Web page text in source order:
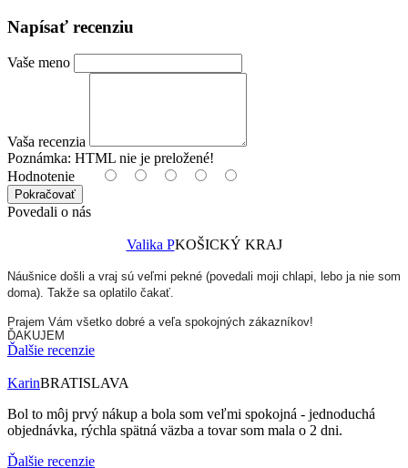
Napísať recenziu
Vaše meno
Vaša recenzia
Poznámka: HTML nie je preložené!
Hodnotenie
Pokračovať
Povedali o nás
Valika PKOŠICKÝ KRAJ
Náušnice došli a vraj sú veľmi pekné (povedali moji chlapi, lebo ja nie som
doma). Takže sa oplatilo čakať.
Prajem Vám všetko dobré a veľa spokojných zákazníkov!
ĎAKUJEM
Ďalšie recenzie
KarinBRATISLAVA
Bol to môj prvý nákup a bola som veľmi spokojná - jednoduchá
objednávka, rýchla spätná väzba a tovar som mala o 2 dni.
Ďalšie recenzie